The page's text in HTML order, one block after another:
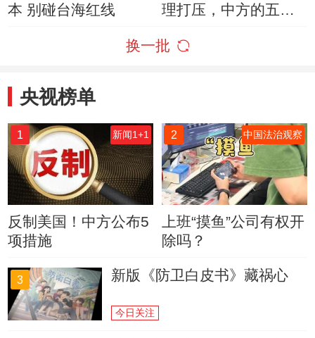
本 别碰台海红线
理打压，中方的五项
换一批
央视榜单
1 新闻1+1
反制美国！中方公布5
项措施
2 中国法治观察
上班“摸鱼”公司有权开
除吗？
3 新版《防卫白皮书》藏祸心
今日关注